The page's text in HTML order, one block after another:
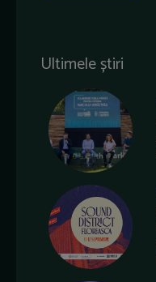
Ultimele știri